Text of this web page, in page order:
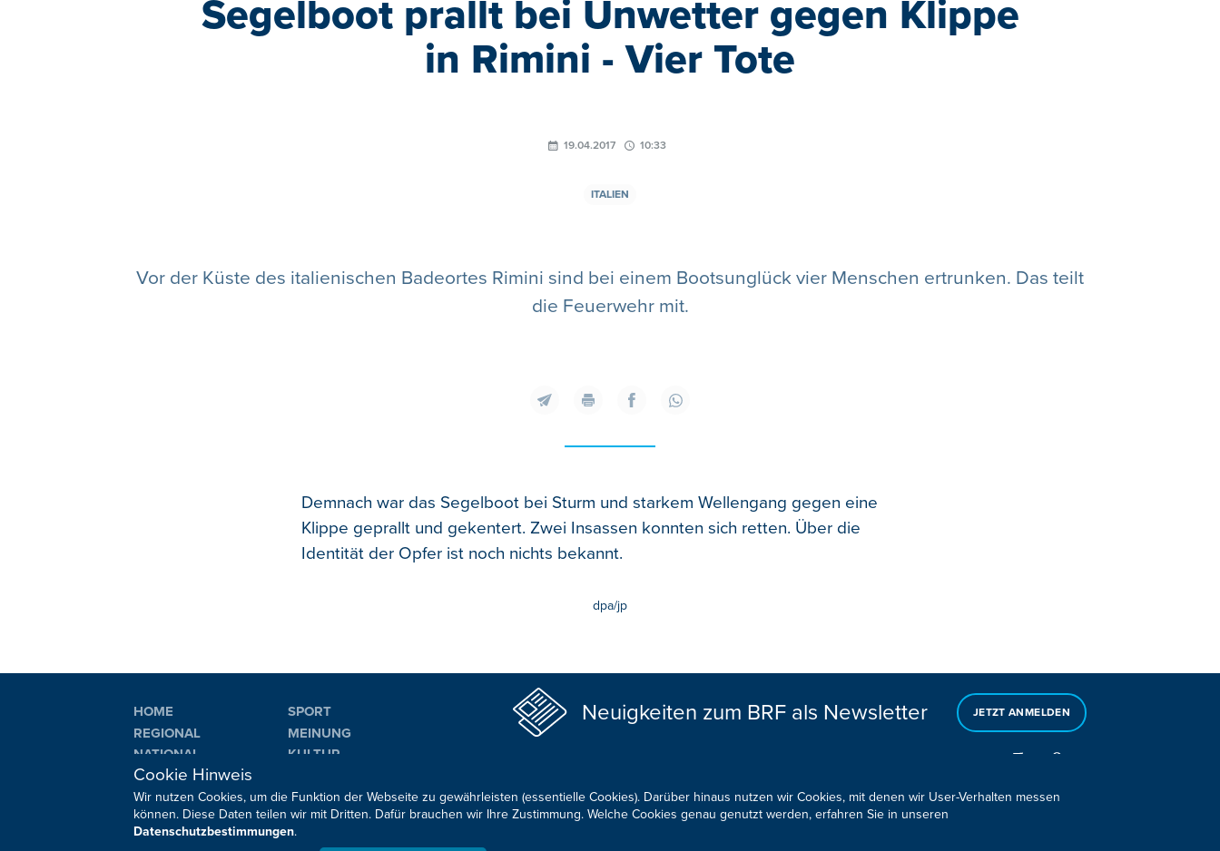
Segelboot prallt bei Unwetter gegen Klippe
in Rimini - Vier Tote
19.04.2017 10:33
ITALIEN
Vor der Küste des italienischen Badeortes Rimini sind bei einem Bootsunglück vier Menschen ertrunken. Das teilt
die Feuerwehr mit.
Demnach war das Segelboot bei Sturm und starkem Wellengang gegen eine
Klippe geprallt und gekentert. Zwei Insassen konnten sich retten. Über die
Identität der Opfer ist noch nichts bekannt.
dpa/jp
HOME
REGIONAL
NATIONAL
INTERNATIONAL
SPORT
MEINUNG
KULTUR
Neuigkeiten zum BRF als Newsletter JETZT ANMELDEN
Sie haben noch Fragen oder Anmerkungen?
Cookie Hinweis
Wir nutzen Cookies, um die Funktion der Webseite zu gewährleisten (essentielle Cookies). Darüber hinaus nutzen wir Cookies, mit denen wir User-Verhalten messen
können. Diese Daten teilen wir mit Dritten. Dafür brauchen wir Ihre Zustimmung. Welche Cookies genau genutzt werden, erfahren Sie in unseren
Datenschutzbestimmungen.